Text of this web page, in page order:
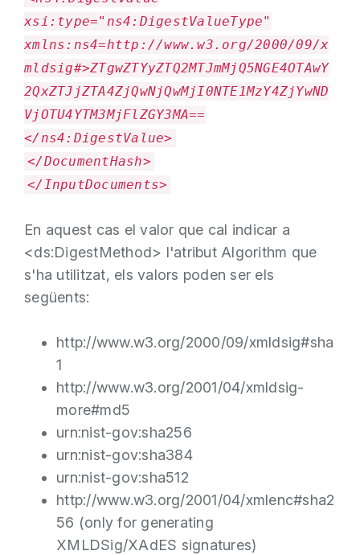
xsi:type="ns4:DigestValueType"
xmlns:ns4=http://www.w3.org/2000/09/x
mldsig#>ZTgwZTYyZTQ2MTJmMjQ5NGE4OTAwY
2QxZTJjZTA4ZjQwNjQwMjI0NTE1MzY4ZjYwND
VjOTU4YTM3MjFlZGY3MA==
</ns4:DigestValue>
</DocumentHash>
</InputDocuments>
En aquest cas el valor que cal indicar a
<ds:DigestMethod> l'atribut Algorithm que
s'ha utilitzat, els valors poden ser els
següents:
http://www.w3.org/2000/09/xmldsig#sha
1
http://www.w3.org/2001/04/xmldsig-
more#md5
urn:nist-gov:sha256
urn:nist-gov:sha384
urn:nist-gov:sha512
http://www.w3.org/2001/04/xmlenc#sha2
56 (only for generating
XMLDSig/XAdES signatures)